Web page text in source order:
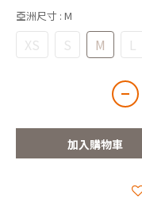
亞洲尺寸 : M
XS S M L
加入購物車